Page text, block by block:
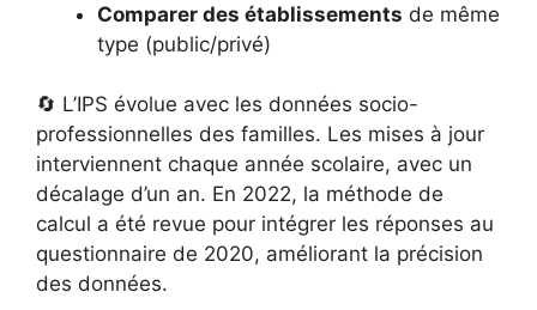
Comparer des établissements de même
type (public/privé)
🔄 L’IPS évolue avec les données socio-
professionnelles des familles. Les mises à jour
interviennent chaque année scolaire, avec un
décalage d’un an. En 2022, la méthode de
calcul a été revue pour intégrer les réponses au
questionnaire de 2020, améliorant la précision
des données.